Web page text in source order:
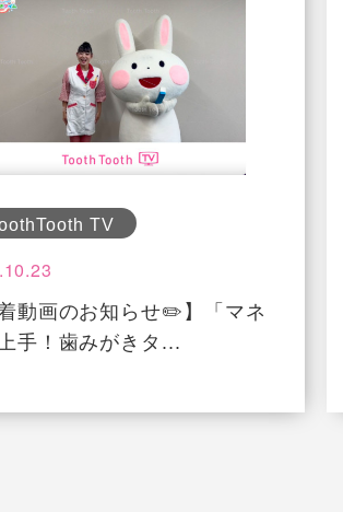
TV
着動画のお知らせ✏️】「マネ
手！歯みがきタ...